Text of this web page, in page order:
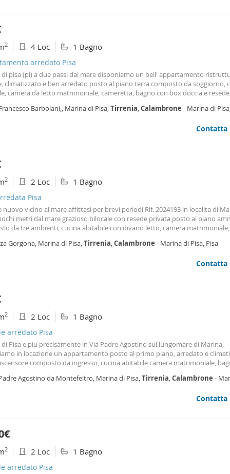
2 4 Loc 1 Bagno
arredato Pisa
di pisa (pi) a due passi dal mare disponiamo un bell' appartamento
climatizzato e ben arredato posto al piano terra composto da soggiorno,
camera da letto matrimoniale, cameretta, bagno con box doccia e resede
1 Settembre 2026 fino al 31 05 2027 no animali contratto transitorio € 700
Barbolani,, Marina di Pisa,Tirrenia,Calambrone - Marina di
Contatta
2 2 Loc 1 Bagno
Pisa
nuovo vicino al mare affittasi per brevi periodi Rif. 2024193 in localita di
metri dal mare grazioso bilocale con resede privata posto al piano
da tre ambienti, cucina abitabile con divano letto, camera matrimoniale,
per ulteriori informazioni contattare l'agenzia riportando il codice di
Gorgona, Marina di Pisa,Tirrenia,Calambrone - Marina di Pisa, Pisa
Contatta
2 2 Loc 1 Bagno
arredato Pisa
Pisa e piu precisamente in Via Padre Agostino sul lungomare di Marina,
in locazione un appartamento posto al primo piano, arredato e
composto da ingresso, cucina abitabile camera matrimoniale,
2027 contratto transitorio € 545 compreso spese condominiali e tari
Agostino da Montefeltro, Marina di Pisa,Tirrenia,Calambrone -
Contatta
2 2 Loc 1 Bagno
arredato Pisa